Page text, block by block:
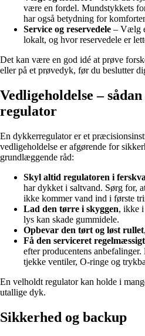
være en fordel. Mundstykkets
har også betydning for
Service og reservedele – Vælg
lokalt, og hvor reservedele er
Det kan være en god idé at prøve
eller på et prøvedyk, før du beslutter
Vedligeholdelse –
regulator
En dykkerregulator er et
vedligeholdelse er afgørende for
grundlæggende råd:
Skyl altid regulatoren i
har dykket i saltvand. Sørg for,
ikke kommer vand ind i første
Lad den tørre i skyggen, ikke
lys kan skade gummidele.
Opbevar den tørt og løst rullet
Få den serviceret regelmæssigt
efter producentens
tjekke ventiler, O-ringe og
En velholdt regulator kan holde i
utallige dyk.
Sikkerhed og backup